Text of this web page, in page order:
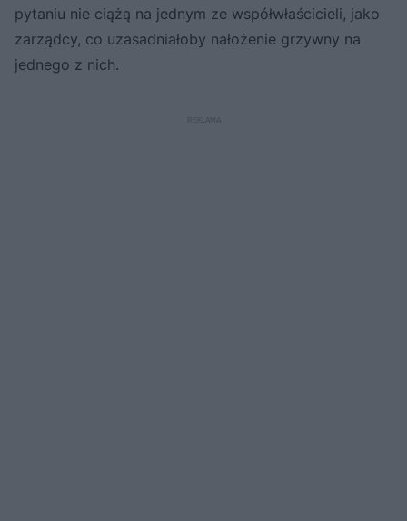
pytaniu nie ciążą na jednym ze współwłaścicieli, jako
zarządcy, co uzasadniałoby nałożenie grzywny na
jednego z nich.